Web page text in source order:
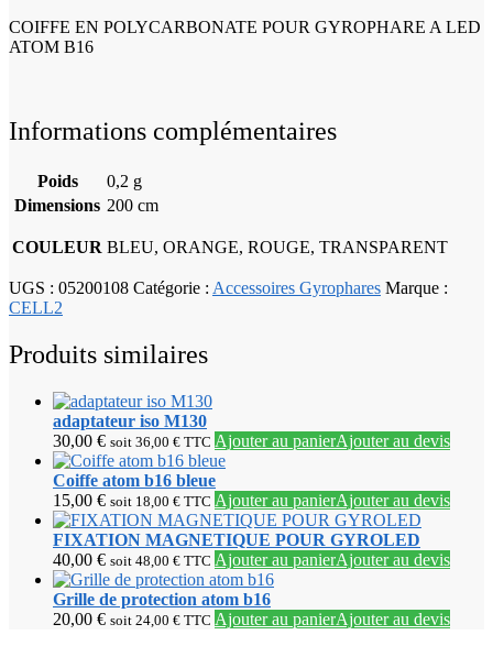
COIFFE EN POLYCARBONATE POUR GYROPHARE A LED
ATOM B16
Informations complémentaires
Poids
0,2 g
Dimensions 200 cm
COULEUR BLEU, ORANGE, ROUGE, TRANSPARENT
UGS : 05200108 Catégorie : Accessoires Gyrophares Marque :
CELL2
Produits similaires
adaptateur iso M130
30,00 € soit 36,00 € TTC Ajouter au panierAjouter au devis
Coiffe atom b16 bleue
15,00 € soit 18,00 € TTC Ajouter au panierAjouter au devis
FIXATION MAGNETIQUE POUR GYROLED
40,00 € soit 48,00 € TTC Ajouter au panierAjouter au devis
Grille de protection atom b16
20,00 € soit 24,00 € TTC Ajouter au panierAjouter au devis